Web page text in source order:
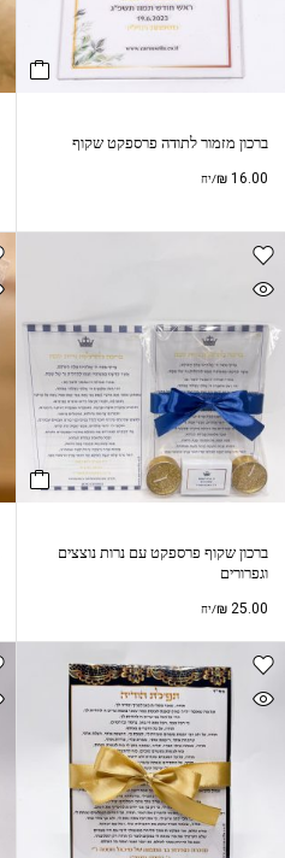
ברכון מזמור לתודה פרספקט שקוף
₪ 16.00 /יח
ברכון שקוף פרספקט עם נרות נוצצים
וגפרורים
₪ 25.00 /יח